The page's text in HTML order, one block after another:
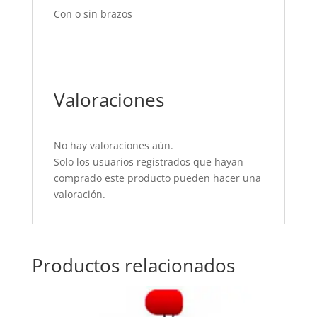
Con o sin brazos
Valoraciones
No hay valoraciones aún.
Solo los usuarios registrados que hayan
comprado este producto pueden hacer una
valoración.
Productos relacionados